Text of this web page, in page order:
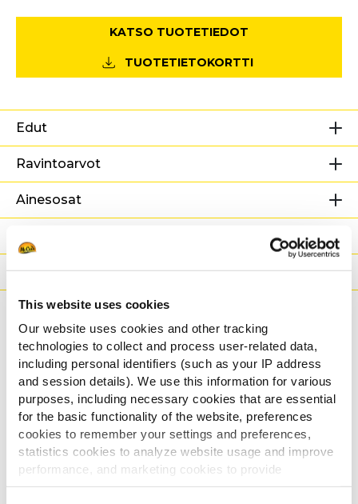
This website uses cookies
Our website uses cookies and other tracking
technologies to collect and process user-related data,
including personal identifiers (such as your IP address
and session details). We use this information for various
purposes, including necessary cookies that are essential
for the basic functionality of the website, preferences
cookies to remember your settings and preferences,
statistics cookies to analyze website usage and improve
performance, and marketing cookies to provide
personalized content and advertising.
KATSO TUOTETIEDOT
TUOTETIETOKORTTI
Edut
Ravintoarvot
Ainesosat
Valmistusaika
Ohjeistus
Aiheeseen liittyvät
reseptit
Laadukas Hampurilainen Home Style
-Ranskanperunoiden Kanssa